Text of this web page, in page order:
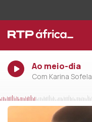
Ao meio-dia
Com Karina Sofela